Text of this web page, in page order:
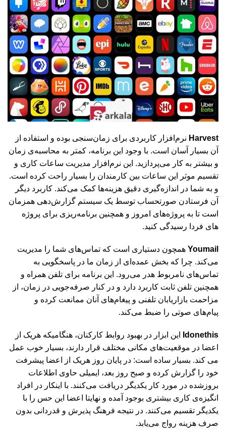
Harvest نرم‌افزار کاربردی برای زمان‌سنجی بوده و استفاده از
آن بسیار آسان است. با وجود این برنامه، کمتر به محاسبه‌ی زمان
و بیشتر به کار می‌پردازید. این نرم‌افزار مدیریت ساعات کاری و
تقسیم موثر این ساعات بین کارمندان را بسیار راحت کرده است.
و به شما در اندازه‌گیری دقیق هزینه‌ها کمک می‌کند. کاربرد دیگر
آن فرستادن صورتحساب توسط یک سیستم گزارش‌دهی همزمان
است تا به پروژه‌های امروز و همچنین برنامه‌ریزی برای پروژه
های فردا رسیدگی کنید.
Youmail همچون دستیاری است که تماس‌های شما را مدیریت
می‌کند. چرا که بخش عمده‌ای از زمان ما در پاسخگویی به
تماس‌های نامربوط هدر می‌رود. این برنامه برای تلفن همراه و
همچنین تلفن ثابت کاربرد دارد و در کنار صرفه‌جویی در زمان، از
مزاحمت بازاریابان تلفنی و پیغام‌های آنان ممانعت کرده و
پیام‌های صوتی را ضبط می‌کند.
Idonethis
این ابزار در بهبود روابط کارکنان، هنگامیکه هریک از
اعضا در موقعیت‌های مکانی مختلف قرار دارند، بسیار خوب عمل
می کند. بسیار ساده است: در پایان روز هریک از اعضا پیشرفت
خود را گزارش کرده و صبح روز بعد، ایمیلی حاوی اطلاعات
بروزشده‌ در مورد کار یکدیگر دریافت می‌کنند. با اینکار در افراد
انگیزه‌ی کاری بیشتری بوجود آمده و نهایتا اعضا این حس را با
یکدیگر تقسیم می‌کنند. در نتیجه فرهنگ پذیرش و قدردانی بدون
صرف هزینه رواج می‌یابد.